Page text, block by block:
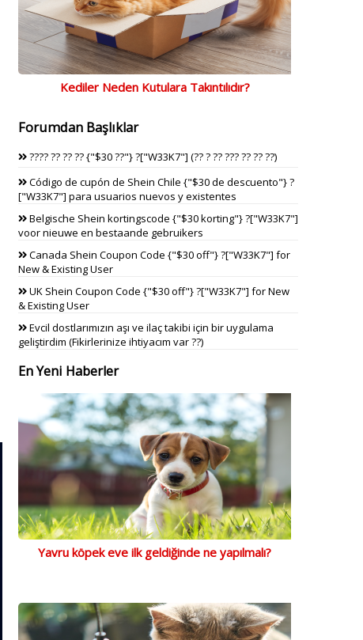
Kediler Neden Kutulara Takıntılıdır?
Forumdan Başlıklar
???? ?? ?? ?? {"$30 ??"} ?["W33K7"] (?? ? ?? ??? ?? ?? ??)
Código de cupón de Shein Chile {"$30 de descuento"} ?
["W33K7"] para usuarios nuevos y existentes
Belgische Shein kortingscode {"$30 korting"} ?["W33K7"]
voor nieuwe en bestaande gebruikers
Canada Shein Coupon Code {"$30 off"} ?["W33K7"] for
New & Existing User
UK Shein Coupon Code {"$30 off"} ?["W33K7"] for New
& Existing User
Evcil dostlarımızın aşı ve ilaç takibi için bir uygulama
geliştirdim (Fikirlerinize ihtiyacım var ??)
En Yeni Haberler
Yavru köpek eve ilk geldiğinde ne yapılmalı?